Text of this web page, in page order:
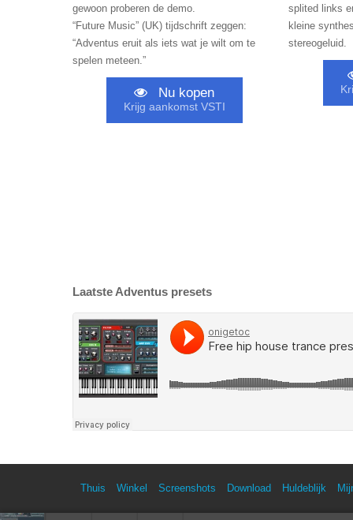
gewoon proberen de demo.
“Future Music” (UK) tijdschrift zeggen:
“Adventus eruit als iets wat je wilt om te
spelen meteen.”
Nu kopen
Krijg aankomst VSTI
splited links
kleine
stereogeluid.
Laatste Adventus presets
Thuis Winkel Screenshots Download Huldeblijk